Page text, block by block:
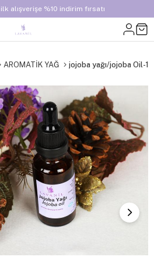
alışverişe %10 indirim fırsatı
AROMATİK YAĞ jojoba yağı/jojoba Oil-